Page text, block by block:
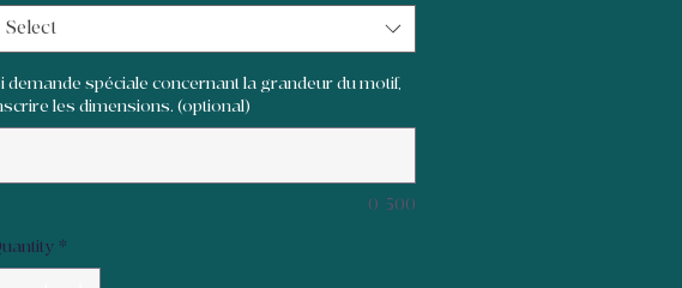
Select
demande spéciale concernant la grandeur du motif,
les dimensions. (optional)
0/500
*